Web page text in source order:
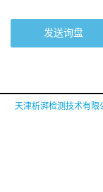
发送询盘
天津析湃检测技术有限